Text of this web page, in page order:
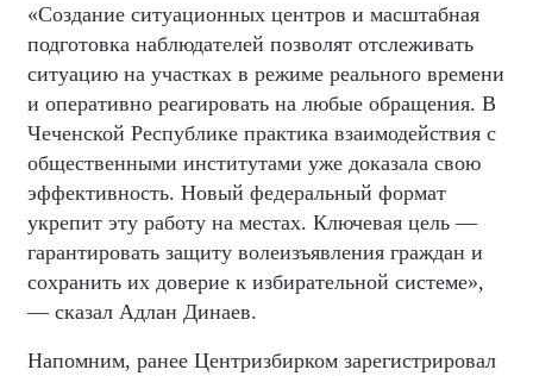
«Создание ситуационных центров и масштабная
подготовка наблюдателей позволят отслеживать
ситуацию на участках в режиме реального времени
и оперативно реагировать на любые обращения. В
Чеченской Республике практика взаимодействия с
общественными институтами уже доказала свою
эффективность. Новый федеральный формат
укрепит эту работу на местах. Ключевая цель —
гарантировать защиту волеизъявления граждан и
сохранить их доверие к избирательной системе»,
— сказал Адлан Динаев.
Напомним, ранее Центризбирком зарегистрировал